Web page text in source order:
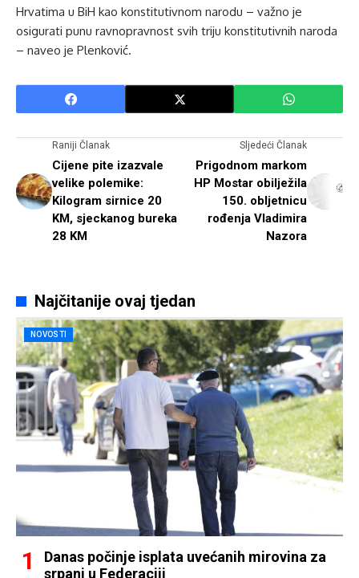
Hrvatima u BiH kao konstitutivnom narodu – važno je
osigurati punu ravnopravnost svih triju konstitutivnih naroda
– naveo je Plenković.
Raniji Članak
Cijene pite izazvale
velike polemike:
Kilogram sirnice 20
KM, sjeckanog bureka
28 KM
Sljedeći Članak
Prigodnom markom
HP Mostar obilježila
150. obljetnicu
rođenja Vladimira
Nazora
Najčitanije ovaj tjedan
NOVOSTI
Danas počinje isplata uvećanih mirovina za
srpanj u Federaciji